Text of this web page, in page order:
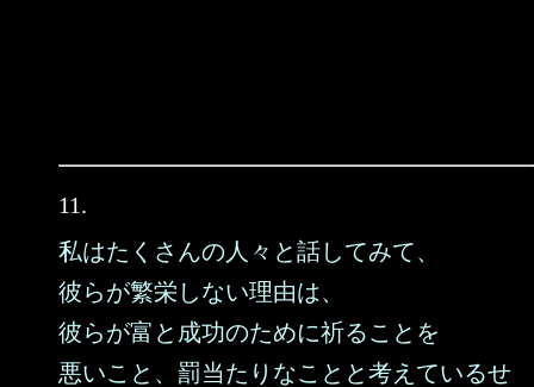
11.
私はたくさんの人々と話してみて、
彼らが繁栄しない理由は、
彼らが富と成功のために祈ることを
悪いこと、罰当たりなことと考えているせ